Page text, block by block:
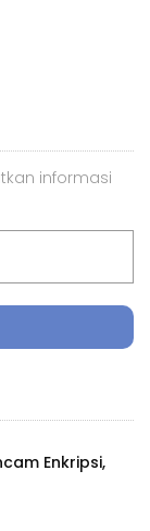
informasi
Enkripsi,